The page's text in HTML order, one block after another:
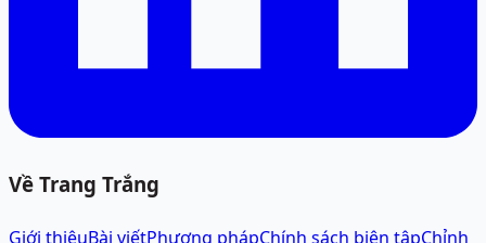
Về Trang Trắng
Giới thiệuBài viếtPhương phápChính sách biên tậpChỉnh